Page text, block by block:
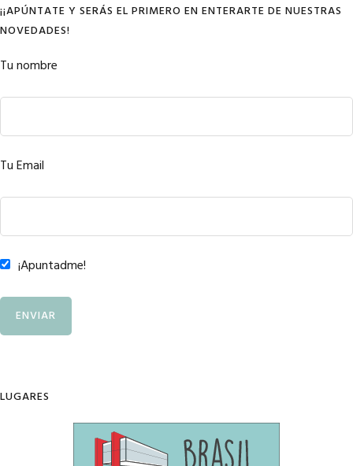
¡¡APÚNTATE Y SERÁS EL PRIMERO EN ENTERARTE DE NUESTRAS
NOVEDADES!
Tu nombre
Tu Email
¡Apuntadme!
LUGARES